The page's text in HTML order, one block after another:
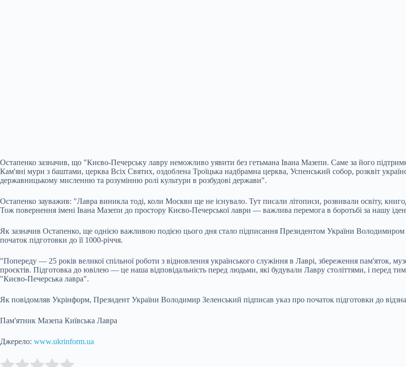
Остапенко зазначив, що "Києво-Печерську лавру неможливо уявити без гетьмана Івана Мазепи. Саме за його
Кам'яні мури з баштами, церква Всіх Святих, оздоблена Троїцька надбрамна церква, Успенський собор, розквіт
державницькому мисленню та розумінню ролі культури в розбудові держави".
Остапенко зауважив: "Лавра виникла тоді, коли Москви ще не існувало. Тут писали літописи, розвивали освіту,
Тож повернення імені Івана Мазепи до простору Києво-Печерської лаври — важлива перемога в боротьбі за нашу
Як зазначив Остапенко, ще однією важливою подією цього дня стало підписання Президентом України Володимиром
початок підготовки до її 1000-річчя.
"Попереду — 25 років великої спільної роботи з відновлення українського служіння в Лаврі, збереження пам'яток,
проєктів. Підготовка до ювілею — це наша відповідальність перед людьми, які будували Лавру століттями, і перед
"Києво-Печерська лавра".
Як повідомляв Укрінформ, Президент України Володимир Зеленський підписав указ про початок підготовки до
Пам'ятник Мазепа Київська Лавра
Джерело: www.ukrinform.ua